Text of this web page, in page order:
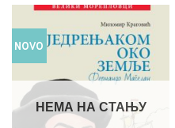
NOVO
НЕМА НА СТАЊУ